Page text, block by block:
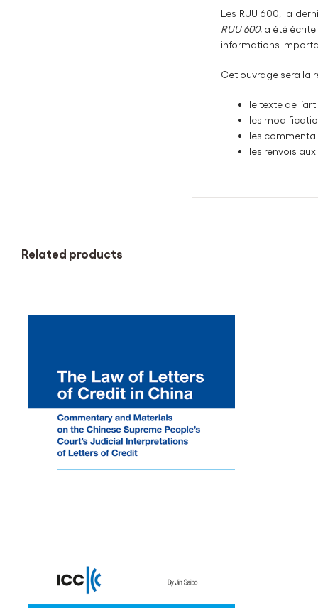
Les RUU 600, la
RUU 600, a été
informations
Cet ouvrage sera la
le texte de
les
les
les renvois
Related products